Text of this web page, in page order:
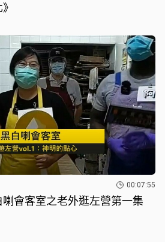
00:07:55
會客室之老外逛左營第一集